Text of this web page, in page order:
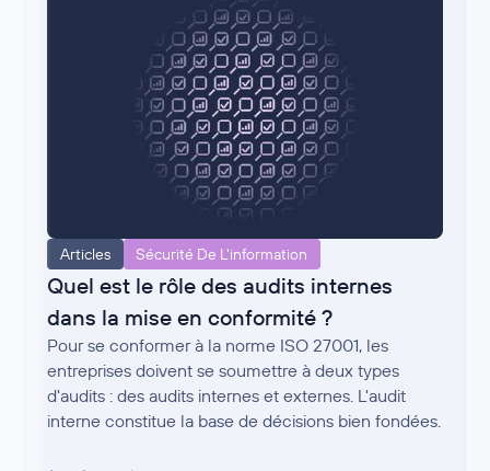
Articles Sécurité De L'information
Quel est le rôle des audits internes
dans la mise en conformité ?
Pour se conformer à la norme ISO 27001, les
entreprises doivent se soumettre à deux types
d'audits : des audits internes et externes. L'audit
interne constitue la base de décisions bien fondées.